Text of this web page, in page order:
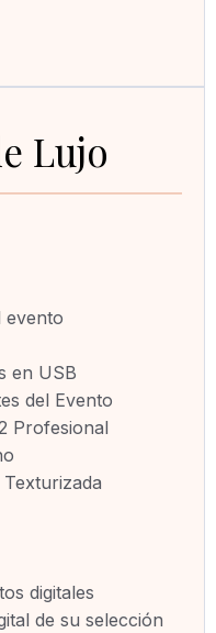
Lujo
evento
en USB
del Evento
Profesional
digitales
de su selección